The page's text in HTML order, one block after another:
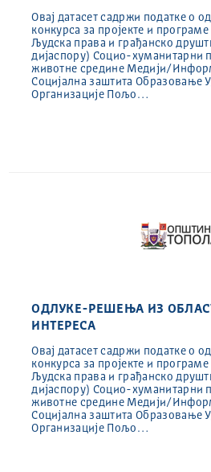
Овај датасет садржи податке о
конкурса за пројекте и
Људска права и грађанско
дијаспору) Социо-хуманитарни
животне средине Медији/
Социјална заштита Образовање
Организације Пољо…
ОДЛУКЕ-РЕШЕЊА ИЗ
ИНТЕРЕСА
Овај датасет садржи податке о
конкурса за пројекте и
Људска права и грађанско
дијаспору) Социо-хуманитарни
животне средине Медији/
Социјална заштита Образовање
Организације Пољо…